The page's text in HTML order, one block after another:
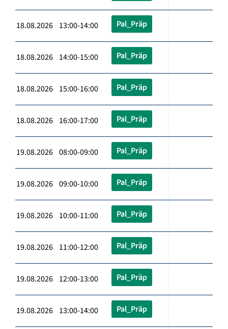
18.08.2026 13:00-14:00 Pal_Präp
18.08.2026 14:00-15:00 Pal_Präp
18.08.2026 15:00-16:00 Pal_Präp
18.08.2026 16:00-17:00 Pal_Präp
19.08.2026 08:00-09:00 Pal_Präp
19.08.2026 09:00-10:00 Pal_Präp
19.08.2026 10:00-11:00 Pal_Präp
19.08.2026 11:00-12:00 Pal_Präp
19.08.2026 12:00-13:00 Pal_Präp
19.08.2026 13:00-14:00 Pal_Präp